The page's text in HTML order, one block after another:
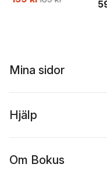
Mina sidor
Hjälp
Om Bokus